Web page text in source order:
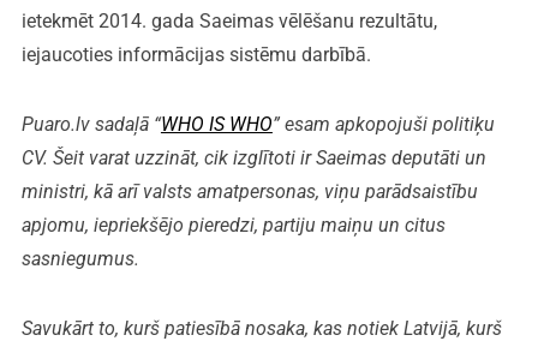
ietekmēt 2014. gada Saeimas vēlēšanu rezultātu,
iejaucoties informācijas sistēmu darbībā.
Puaro.lv sadaļā “WHO IS WHO” esam apkopojuši politiķu
CV. Šeit varat uzzināt, cik izglītoti ir Saeimas deputāti un
ministri, kā arī valsts amatpersonas, viņu parādsaistību
apjomu, iepriekšējo pieredzi, partiju maiņu un citus
sasniegumus.
Savukārt to, kurš patiesībā nosaka, kas notiek Latvijā, kurš